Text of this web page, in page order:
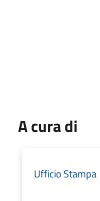
A cura di
Ufficio Stampa